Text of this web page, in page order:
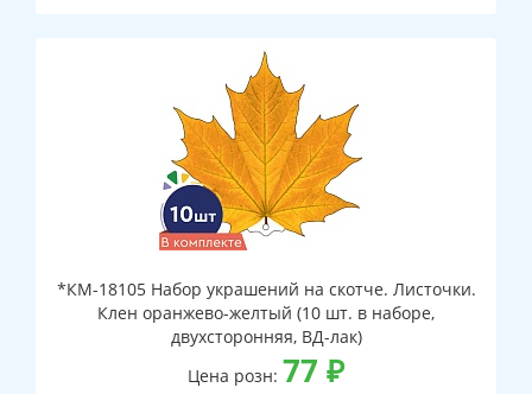
*КМ-18105 Набор украшений на скотче. Листочки.
Клен оранжево-желтый (10 шт. в наборе,
двухсторонняя, ВД-лак)
Цена розн: 77 ₽